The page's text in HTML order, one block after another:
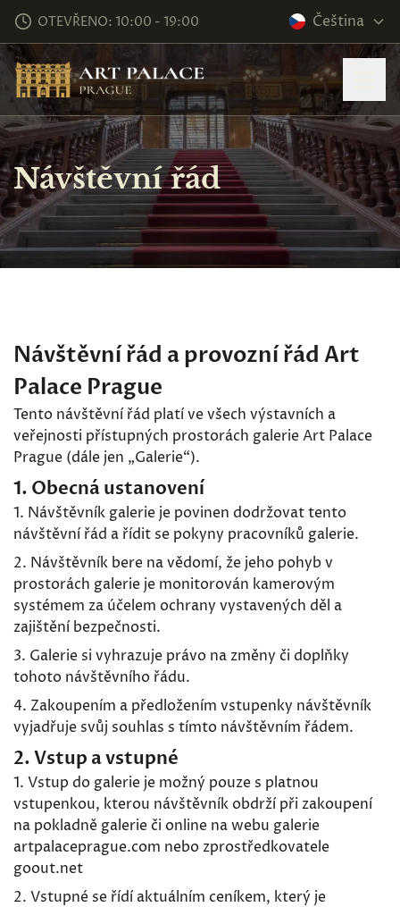
OTEVŘENO: 10:00 - 19:00 Čeština
Návštěvní řád
Návštěvní řád a provozní řád Art
Palace Prague
Tento návštěvní řád platí ve všech výstavních a
veřejnosti přístupných prostorách galerie Art Palace
Prague (dále jen „Galerie“).
1. Obecná ustanovení
1. Návštěvník galerie je povinen dodržovat tento
návštěvní řád a řídit se pokyny pracovníků galerie.
2. Návštěvník bere na vědomí, že jeho pohyb v
prostorách galerie je monitorován kamerovým
systémem za účelem ochrany vystavených děl a
zajištění bezpečnosti.
3. Galerie si vyhrazuje právo na změny či doplňky
tohoto návštěvního řádu.
4. Zakoupením a předložením vstupenky návštěvník
vyjadřuje svůj souhlas s tímto návštěvním řádem.
2. Vstup a vstupné
1. Vstup do galerie je možný pouze s platnou
vstupenkou, kterou návštěvník obdrží při zakoupení
na pokladně galerie či online na webu galerie
artpalaceprague.com nebo zprostředkovatele
goout.net
2. Vstupné se řídí aktuálním ceníkem, který je